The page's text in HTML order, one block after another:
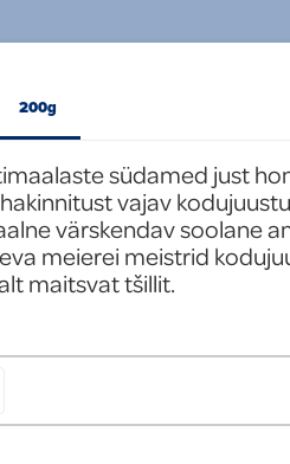
200g
südamed just
vajav
värskendav soolane
meierei meistrid
maitsvat tšillit.